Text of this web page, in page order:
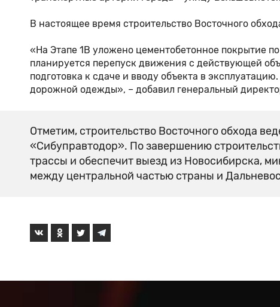
В настоящее время строительство Восточного
«На Этапе 1В уложено цементобетонное покрытие
планируется перепуск движения с действующей
подготовка к сдаче и вводу объекта в
дорожной одежды», – добавил генеральный
Отметим, строительство Восточного обхода
«Сибуправтодор». По завершению
трассы и обеспечит выезд из Новосибирска,
между центральной частью страны и